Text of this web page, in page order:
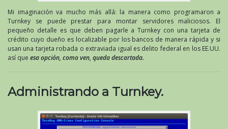
Mi imaginación va mucho más allá: la manera como programaron a
Turnkey se puede prestar para montar servidores maliciosos. El
pequeño detalle es que deben pagarle a Turnkey con una tarjeta de
crédito cuyo dueño es localizable por los bancos de manera rápida y si
usan una tarjeta robada o extraviada igual es delito federal en los EE.UU.
así que esa opción, como ven, queda descartada.
Administrando a Turnkey.